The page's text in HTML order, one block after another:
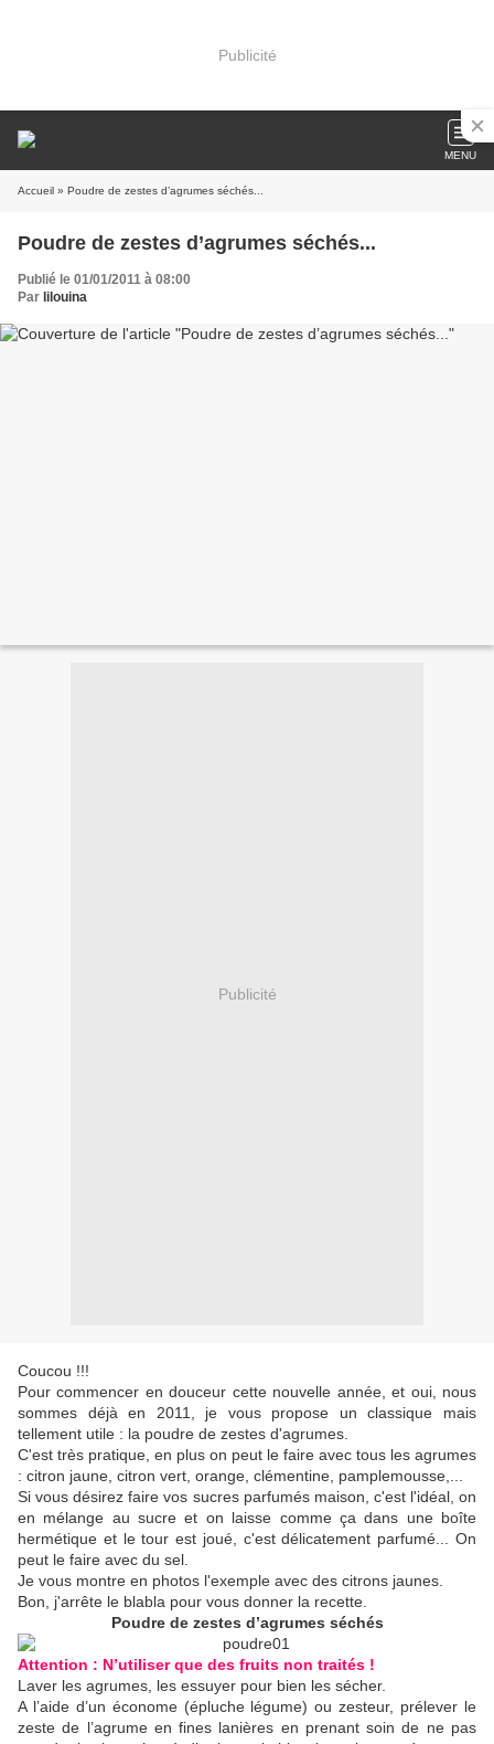
Publicité
MENU
Accueil » Poudre de zestes d’agrumes séchés...
Poudre de zestes d’agrumes séchés...
Publié le 01/01/2011 à 08:00
Par lilouina
Publicité
Coucou !!!
Pour commencer en douceur cette nouvelle année, et oui, nous
sommes déjà en 2011, je vous propose un classique mais
tellement utile : la poudre de zestes d'agrumes.
C'est très pratique, en plus on peut le faire avec tous les agrumes
: citron jaune, citron vert, orange, clémentine, pamplemousse,...
Si vous désirez faire vos sucres parfumés maison, c'est l'idéal, on
en mélange au sucre et on laisse comme ça dans une boîte
hermétique et le tour est joué, c'est délicatement parfumé... On
peut le faire avec du sel.
Je vous montre en photos l'exemple avec des citrons jaunes.
Bon, j'arrête le blabla pour vous donner la recette.
Poudre de zestes d’agrumes séchés
Attention : N’utiliser que des fruits non traités !
Laver les agrumes, les essuyer pour bien les sécher.
A l’aide d’un économe (épluche légume) ou zesteur, prélever le
zeste de l’agrume en fines lanières en prenant soin de ne pas